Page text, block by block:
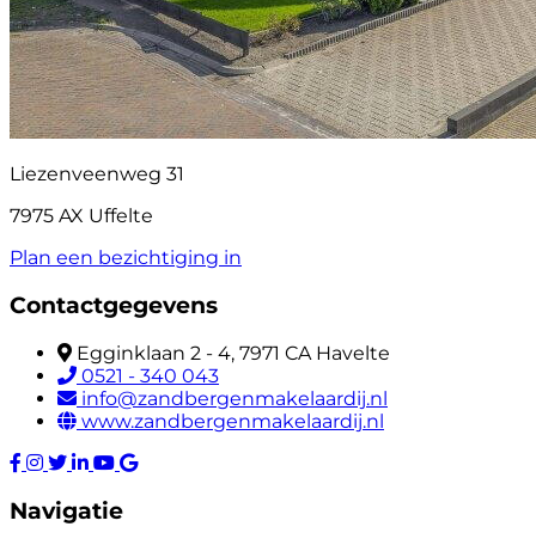
Liezenveenweg 31
7975 AX Uffelte
Plan een bezichtiging in
Contactgegevens
Egginklaan 2 - 4, 7971 CA Havelte
0521 - 340 043
info@zandbergenmakelaardij.nl
www.zandbergenmakelaardij.nl
Navigatie